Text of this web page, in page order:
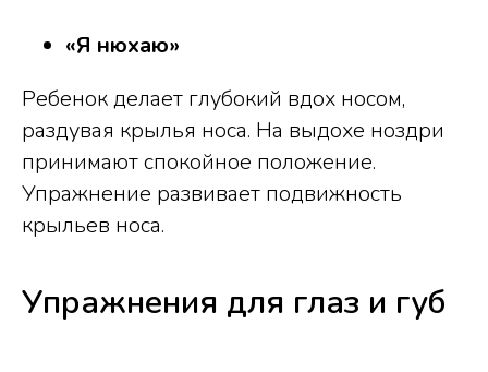
«Я нюхаю»
Ребенок делает глубокий вдох носом,
раздувая крылья носа. На выдохе ноздри
принимают спокойное положение.
Упражнение развивает подвижность
крыльев носа.
Упражнения для глаз и губ